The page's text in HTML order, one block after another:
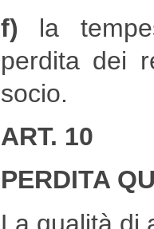
f) la
perdita dei
socio.
ART. 10
PERDITA
La qualità di